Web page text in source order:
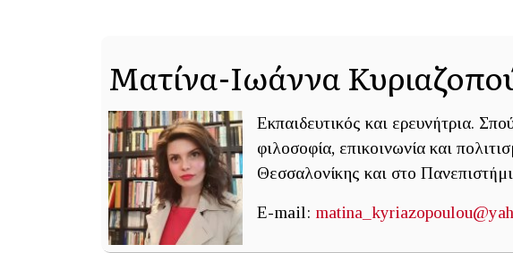
Ματίνα-Ιωάννα
Εκπαιδευτικός και ερευνήτρια.
φιλοσοφία, επικοινωνία και
Θεσσαλονίκης και στο
E-mail: